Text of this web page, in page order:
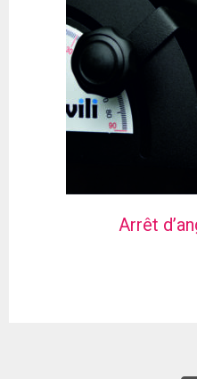
Arrêt